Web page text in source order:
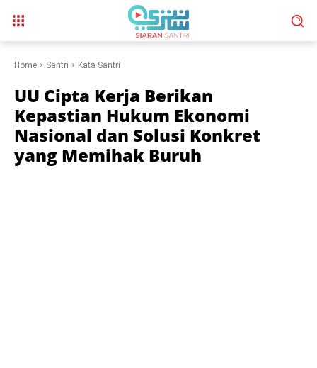
Home Santri Kata Santri
UU Cipta Kerja Berikan
Kepastian Hukum Ekonomi
Nasional dan Solusi Konkret
yang Memihak Buruh